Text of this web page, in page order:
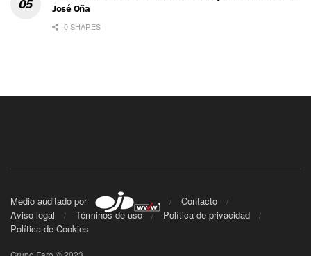
José Oña
0 SHARES
Medio auditado por
Contacto
Aviso legal
Términos de uso
Política de privacidad
Política de Cookies